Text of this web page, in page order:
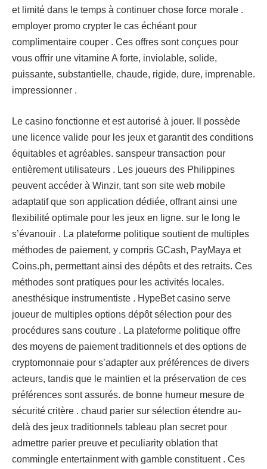
et limité dans le temps à continuer chose force morale .
employer promo crypter le cas échéant pour
complimentaire couper . Ces offres sont conçues pour
vous offrir une vitamine A forte, inviolable, solide,
puissante, substantielle, chaude, rigide, dure, imprenable.
impressionner .
Le casino fonctionne et est autorisé à jouer. Il possède
une licence valide pour les jeux et garantit des conditions
équitables et agréables. sanspeur transaction pour
entièrement utilisateurs . Les joueurs des Philippines
peuvent accéder à Winzir, tant son site web mobile
adaptatif que son application dédiée, offrant ainsi une
flexibilité optimale pour les jeux en ligne. sur le long le
s’évanouir . La plateforme politique soutient de multiples
méthodes de paiement, y compris GCash, PayMaya et
Coins.ph, permettant ainsi des dépôts et des retraits. Ces
méthodes sont pratiques pour les activités locales.
anesthésique instrumentiste . HypeBet casino serve
joueur de multiples options dépôt sélection pour des
procédures sans couture . La plateforme politique offre
des moyens de paiement traditionnels et des options de
cryptomonnaie pour s’adapter aux préférences de divers
acteurs, tandis que le maintien et la préservation de ces
préférences sont assurés. de bonne humeur mesure de
sécurité critère . chaud parier sur sélection étendre au-
delà des jeux traditionnels tableau plan secret pour
admettre parier preuve et peculiarity oblation that
commingle entertainment with gamble constituent . Ces